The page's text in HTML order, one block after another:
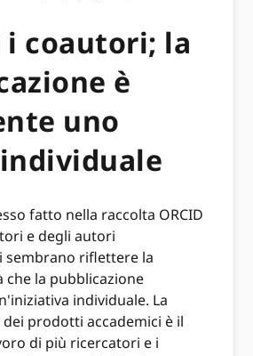
coautori; la
è
uno
fatto nella raccolta ORCID
e degli autori
sembrano riflettere la
che la pubblicazione
individuale. La
prodotti accademici è il
di più ricercatori e i